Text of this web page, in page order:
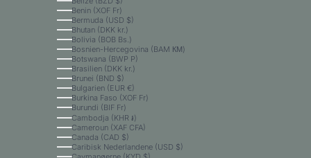
Benin (XOF Fr)
Bermuda (USD $)
Bhutan (DKK kr.)
Bolivia (BOB Bs.)
Bosnien-Hercegovina (BAM КМ)
Botswana (BWP P)
Brasilien (DKK kr.)
Brunei (BND $)
Bulgarien (EUR €)
Burkina Faso (XOF Fr)
Burundi (BIF Fr)
Cambodja (KHR ៛)
Cameroun (XAF CFA)
Canada (CAD $)
Caribisk Nederlandene (USD $)